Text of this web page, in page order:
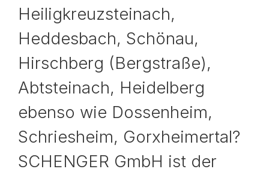
Heiligkreuzsteinach,
Heddesbach, Schönau,
Hirschberg (Bergstraße),
Abtsteinach, Heidelberg
ebenso wie Dossenheim,
Schriesheim, Gorxheimertal?
SCHENGER GmbH ist der